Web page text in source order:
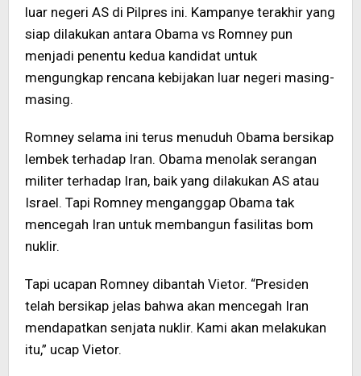
luar negeri AS di Pilpres ini. Kampanye terakhir yang
siap dilakukan antara Obama vs Romney pun
menjadi penentu kedua kandidat untuk
mengungkap rencana kebijakan luar negeri masing-
masing.
Romney selama ini terus menuduh Obama bersikap
lembek terhadap Iran. Obama menolak serangan
militer terhadap Iran, baik yang dilakukan AS atau
Israel. Tapi Romney menganggap Obama tak
mencegah Iran untuk membangun fasilitas bom
nuklir.
Tapi ucapan Romney dibantah Vietor. “Presiden
telah bersikap jelas bahwa akan mencegah Iran
mendapatkan senjata nuklir. Kami akan melakukan
itu,” ucap Vietor.